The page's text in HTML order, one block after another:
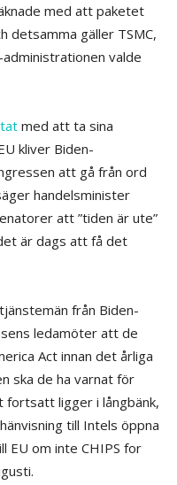
med att paketet
detsamma gäller TSMC,
valde
med att ta sina
kliver Biden-
att gå från ord
handelsminister
att ”tiden är ute”
är dags att få det
från Biden-
ledamöter att de
Act innan det årliga
ska de ha varnat för
fortsatt ligger i långbänk,
till Intels öppna
EU om inte CHIPS for